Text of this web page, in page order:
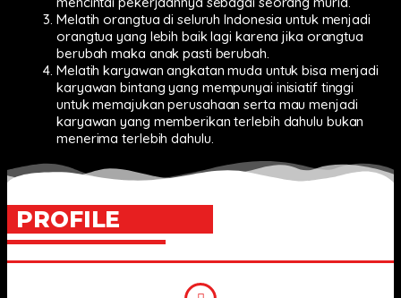
Melatih orangtua di seluruh Indonesia untuk menjadi
orangtua yang lebih baik lagi karena jika orangtua
berubah maka anak pasti berubah.
Melatih karyawan angkatan muda untuk bisa menjadi
karyawan bintang yang mempunyai inisiatif tinggi
untuk memajukan perusahaan serta mau menjadi
karyawan yang memberikan terlebih dahulu bukan
menerima terlebih dahulu.
PROFILE